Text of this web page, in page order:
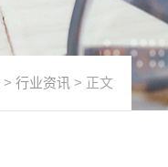
> 行业资讯 > 正文